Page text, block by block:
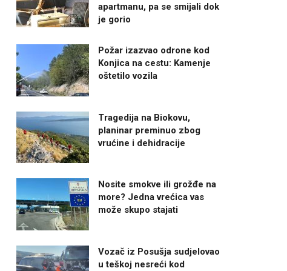
apartmanu, pa se smijali dok
je gorio
Požar izazvao odrone kod
Konjica na cestu: Kamenje
oštetilo vozila
Tragedija na Biokovu,
planinar preminuo zbog
vrućine i dehidracije
Nosite smokve ili grožđe na
more? Jedna vrećica vas
može skupo stajati
Vozač iz Posušja sudjelovao
u teškoj nesreći kod